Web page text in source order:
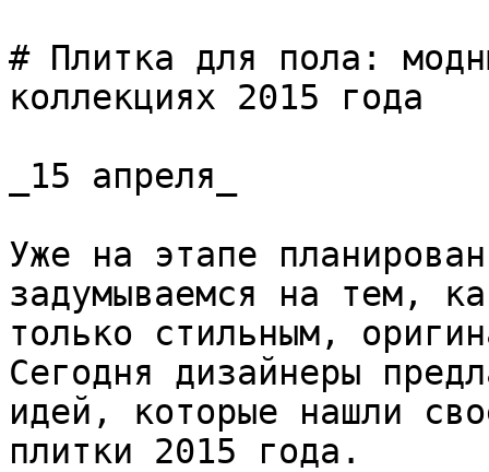
# Плитка для пола:
коллекциях 2015 года
_15 апреля_
Уже на этапе
задумываемся на тем,
только стильным,
Сегодня дизайнеры
идей, которые нашли
плитки 2015 года.